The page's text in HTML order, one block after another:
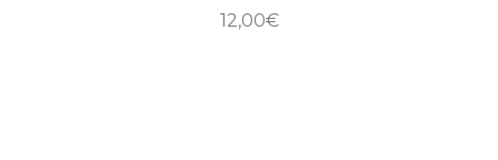
12,00€